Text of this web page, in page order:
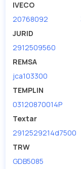
IVECO
20768092
JURID
2912509560
REMSA
jca103300
TEMPLIN
03120870014P
Textar
2912529214d7500
TRW
GDB5085